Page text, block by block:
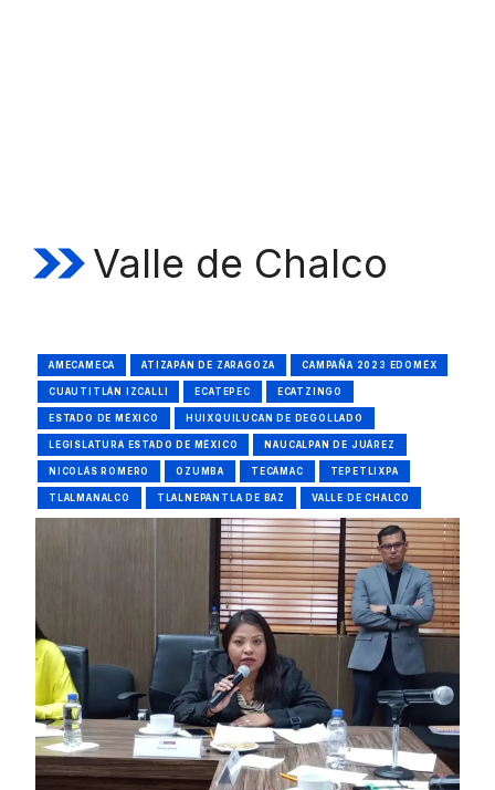
Valle de Chalco
AMECAMECA ATIZAPÁN DE ZARAGOZA CAMPAÑA 2023 EDOMÉX
CUAUTITLÁN IZCALLI ECATEPEC ECATZINGO
ESTADO DE MÉXICO HUIXQUILUCAN DE DEGOLLADO
LEGISLATURA ESTADO DE MÉXICO NAUCALPAN DE JUÁREZ
NICOLÁS ROMERO OZUMBA TECÁMAC TEPETLIXPA
TLALMANALCO TLALNEPANTLA DE BAZ VALLE DE CHALCO